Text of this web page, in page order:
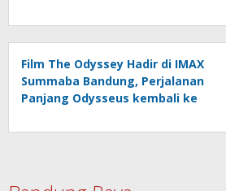
Film The Odyssey Hadir di IMAX
Summaba Bandung, Perjalanan
Panjang Odysseus kembali ke